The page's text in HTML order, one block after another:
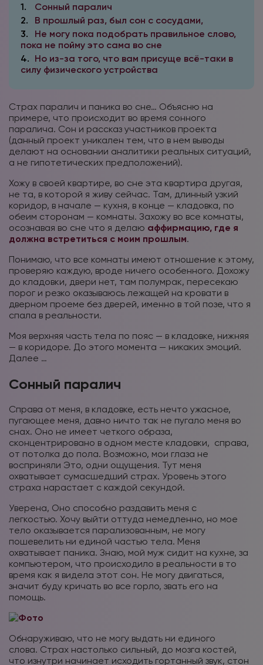
1
Сонный паралич
2
В прошлый раз, был сон с сосудами,
3
Не могу пока подобрать правильное слово,
пока не пойму это сама во сне
4
Но из-за того, что вам присуще всё-таки в
силу физического устройства
Страх паралич и паника во сне… Объясню на
примере, что происходит во время сонного
паралича. Сон и рассказ участников проекта
(данный проект уникален тем, что в нем выводы
делают на основании аналитики реальных ситуаций,
а не гипотетических предположений).
Хожу в своей квартире, во сне эта квартира другая,
не та, в которой я живу сейчас. Там, длинный узкий
коридор, в начале — кухня, в конце — кладовка, по
обеим сторонам — комнаты. Захожу во все комнаты,
осознавая во сне что я делаю аффирмацию, где я
должна встретиться с моим прошлым.
Понимаю, что все комнаты имеют отношение к этому,
проверяю каждую, вроде ничего особенного. Дохожу
до кладовки, двери нет, там полумрак, пересекаю
порог и резко оказываюсь лежащей на кровати в
дверном проеме без дверей, именно в той позе, что я
спала в реальности.
Моя верхняя часть тела по пояс — в кладовке, нижняя
— в коридоре. До этого момента — никаких эмоций.
Далее …
Сонный паралич
Справа от меня, в кладовке, есть нечто ужасное,
пугающее меня, давно ничто так не пугало меня во
снах. Оно не имеет четкого образа,
сконцентрировано в одном месте кладовки, справа,
от потолка до пола. Возможно, мои глаза не
восприняли Это, одни ощущения. Тут меня
охватывает сумасшедший страх. Уровень этого
страха нарастает с каждой секундой.
Уверена, Оно способно раздавить меня с
легкостью. Хочу выйти оттуда немедленно, но мое
тело оказывается парализованным, не могу
пошевелить ни единой частью тела. Меня
охватывает паника. Знаю, мой муж сидит на кухне, за
компьютером, что происходило в реальности в то
время как я видела этот сон. Не могу двигаться,
значит буду кричать во все горло, звать его на
помощь.
Обнаруживаю, что не могу выдать ни единого
слова. Страх настолько сильный, до мозга костей,
что изнутри начинает исходить гортанный звук, стон